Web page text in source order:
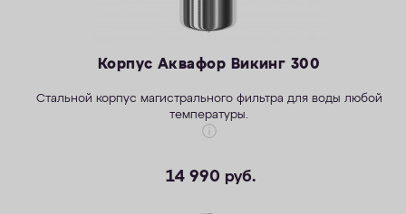
Корпус Аквафор Викинг 300
Стальной корпус магистрального фильтра для воды любой
температуры.
14 990 руб.